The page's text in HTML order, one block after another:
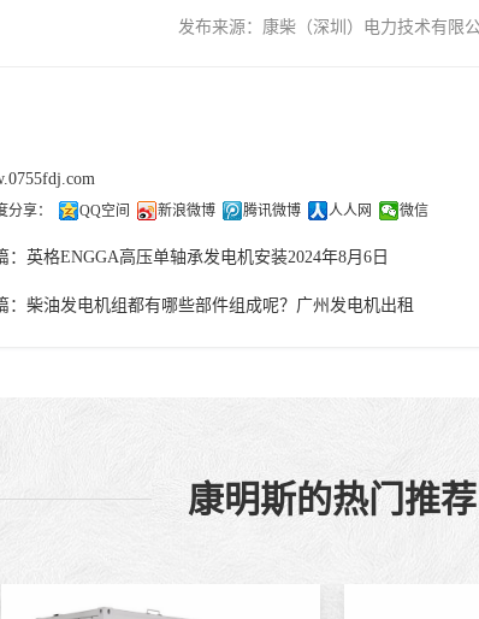
发布来源：康柴（深圳）电力技术
分享： QQ空间 新浪微博 腾讯微博 人人网 微信
： 英格ENGGA高压单轴承发电机安装2024年8月6日
： 柴油发电机组都有哪些部件组成呢？广州发电机出租
康明斯的热门推荐